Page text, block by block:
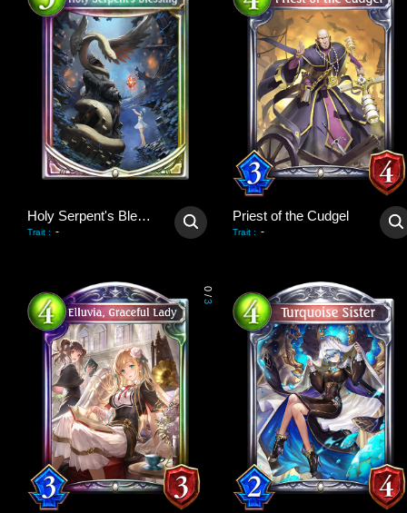
Holy Serpent's Blessing
Trait : -
Priest of the Cudgel
Trait : -
0
/
3